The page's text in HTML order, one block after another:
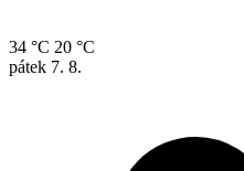
34 °C 20 °C
pátek 7. 8.